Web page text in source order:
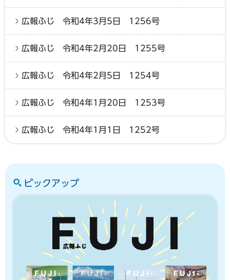
広報ふじ 令和4年3月5日 1256号
広報ふじ 令和4年2月20日 1255号
広報ふじ 令和4年2月5日 1254号
広報ふじ 令和4年1月20日 1253号
広報ふじ 令和4年1月1日 1252号
ピックアップ